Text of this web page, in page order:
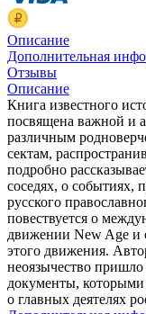
Описание
Дополнительная
Отзывы
Описание
Книга известного
посвящена важной и
различным
сектам,
подробно
соседях, о событиях,
русского
повествуется о
движении New Age и
этого движения.
неоязычество
документы, которыми
о главных деятелях